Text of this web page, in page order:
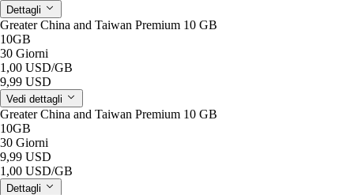
Dettagli
Greater China and Taiwan Premium 10 GB
10GB
30 Giorni
1,00 USD/GB
9,99 USD
Vedi dettagli
Greater China and Taiwan Premium 10 GB
10GB
30 Giorni
9,99 USD
1,00 USD/GB
Dettagli